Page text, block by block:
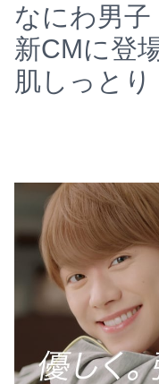
なにわ男子
新CMに登
肌しっとり